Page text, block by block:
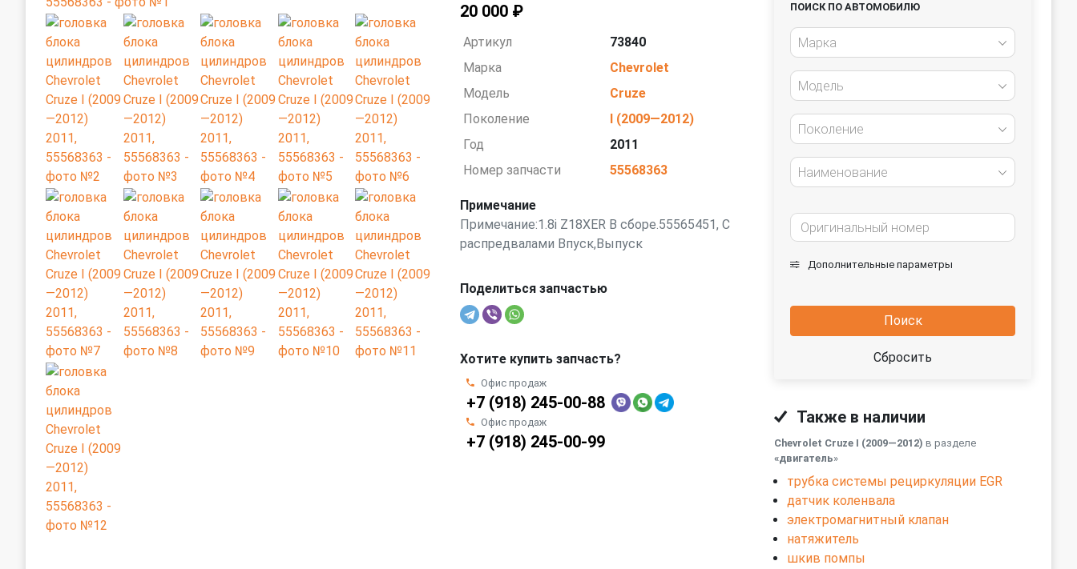
20 000 ₽
Артикул
73840
Марка
Chevrolet
Модель
Cruze
Поколение
I (2009—2012)
Год
2011
Номер запчасти
55568363
Примечание
Примечание:1.8i Z18XER В сборе.55565451, С
распредвалами Впуск,Выпуск
Поделиться запчастью
Хотите купить запчасть?
Офис продаж
+7 (918) 245-00-88
Офис продаж
+7 (918) 245-00-99
ПОИСК ПО АВТОМОБИЛЮ
Марка
Модель
Поколение
Наименование
Дополнительные параметры
Поиск
Сбросить
Также в наличии
Chevrolet Cruze I (2009—2012) в разделе
«двигатель»
трубка системы рециркуляции EGR
датчик коленвала
электромагнитный клапан
натяжитель
шкив помпы